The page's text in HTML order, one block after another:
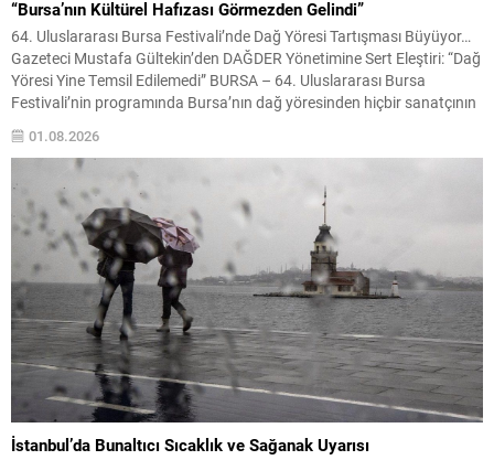
“Bursa’nın Kültürel Hafızası Görmezden Gelindi”
64. Uluslararası Bursa Festivali’nde Dağ Yöresi Tartışması Büyüyor…
Gazeteci Mustafa Gültekin’den DAĞDER Yönetimine Sert Eleştiri: “Dağ
Yöresi Yine Temsil Edilemedi” BURSA – 64. Uluslararası Bursa
Festivali’nin programında Bursa’nın dağ yöresinden hiçbir sanatçının
taşıdı. Gazeteci Mustafa Gültekin, festival programına ilişkin yaptığı
değerlendirmede, Bursa’nın...
01.08.2026
İstanbul’da Bunaltıcı Sıcaklık ve Sağanak Uyarısı